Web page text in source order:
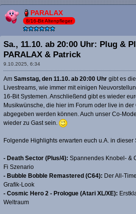
PARALAX
8/16-Bit Altenpfleger
Sa., 11.10. ab 20:00 Uhr: Plug &
PARALAX & Patrick
9.10.2025, 6:34
Am Samstag, den 11.10. ab 20:00 Uhr gibt es
Livestreams, wie immer mit einigen
16-Bit Systemen. Anschließend gibt es wieder
Musikwünsche, die hier im Forum oder live in
abgegeben werden können. Auch unser Co-
wieder zu Gast sein.
Folgende Highlights erwarten euch u.A. in dieser
- Death Sector (Plus/4): Spannendes Knobel- &
Fi Szenario
- Bubble Bobble Remastered (C64): Der All-
Grafik-Look
- Cosmic Hero 2 - Prologue (Atari XL/XE):
Weltraum